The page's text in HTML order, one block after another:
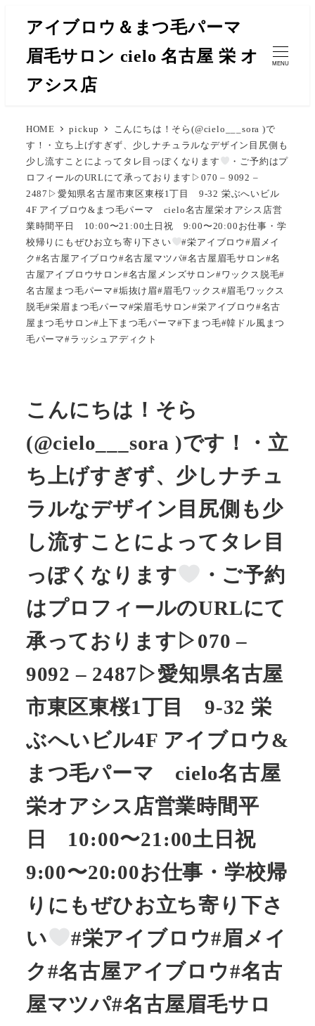
アイブロウ＆まつ毛パーマ
眉毛サロン cielo 名古屋 栄 オ
アシス店
MENU
HOME pickup
こんにちは！そら(@cielo___sora )で
す！・立ち上げすぎず、少しナチュラルなデザイン目尻側も
少し流すことによってタレ目っぽくなります
・ご予約はプ
ロフィールのURLにて承っております▷070 – 9092 –
2487▷愛知県名古屋市東区東桜1丁目 9-32 栄ぶへいビル
4F アイブロウ&まつ毛パーマ cielo名古屋栄オアシス店営
業時間平日 10:00〜21:00土日祝 9:00〜20:00お仕事・学
校帰りにもぜひお立ち寄り下さい
#栄アイブロウ#眉メイ
ク#名古屋アイブロウ#名古屋マツパ#名古屋眉毛サロン#名
古屋アイブロウサロン#名古屋メンズサロン#ワックス脱毛#
名古屋まつ毛パーマ#垢抜け眉#眉毛ワックス#眉毛ワックス
脱毛#栄眉まつ毛パーマ#栄眉毛サロン#栄アイブロウ#名古
屋まつ毛サロン#上下まつ毛パーマ#下まつ毛#韓ドル風まつ
毛パーマ#ラッシュアディクト
こんにちは！そら
(@cielo___sora )です！・立
ち上げすぎず、少しナチュ
ラルなデザイン目尻側も少
し流すことによってタレ目
っぽくなります
・ご予約
はプロフィールのURLにて
承っております▷070 –
9092 – 2487▷愛知県名古屋
市東区東桜1丁目 9-32 栄
ぶへいビル4F アイブロウ&
まつ毛パーマ cielo名古屋
栄オアシス店営業時間平
日 10:00〜21:00土日祝
9:00〜20:00お仕事・学校帰
りにもぜひお立ち寄り下さ
い
#栄アイブロウ#眉メイ
ク#名古屋アイブロウ#名古
屋マツパ#名古屋眉毛サロ